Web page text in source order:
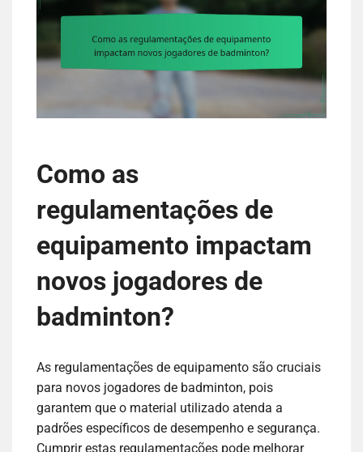
Como as
regulamentações de
equipamento impactam
novos jogadores de
badminton?
As regulamentações de equipamento são cruciais
para novos jogadores de badminton, pois
garantem que o material utilizado atenda a
padrões específicos de desempenho e segurança.
Cumprir estas regulamentações pode melhorar